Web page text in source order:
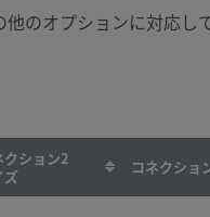
のオプションに対応し
クション2
ズ
コネクショ